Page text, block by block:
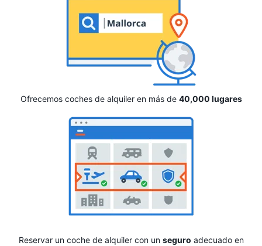
Ofrecemos coches de alquiler en más de 40,000 lugares
Reservar un coche de alquiler con un seguro adecuado en